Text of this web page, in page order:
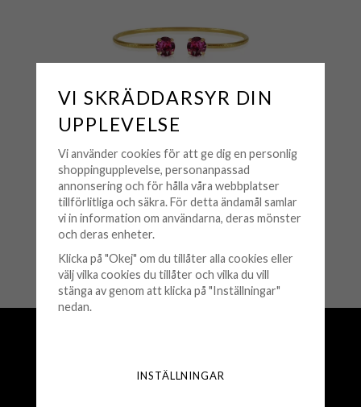
CAROLINE SVEDBOM
Caroline Svedbom - Armband
Classic Stud Guld Fuchsia
695 kr
🟡 Få kvar i lager
250 000+ nöjda kunder sedan 2008
VI SKRÄDDARSYR DIN
UPPLEVELSE
Vi använder cookies för att ge dig en personlig
shoppingupplevelse, personanpassad
annonsering och för hålla våra webbplatser
tillförlitliga och säkra. För detta ändamål samlar
vi in information om användarna, deras mönster
och deras enheter.
Klicka på "Okej" om du tillåter alla cookies eller
välj vilka cookies du tillåter och vilka du vill
stänga av genom att klicka på "Inställningar"
nedan.
INSTÄLLNINGAR